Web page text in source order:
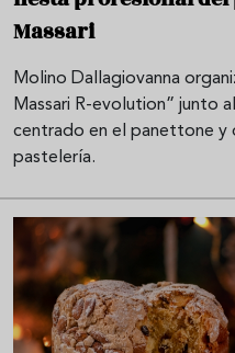
Massari
Molino Dallagiovanna
Massari R-evolution” junto
centrado en el panettone y
pastelería.